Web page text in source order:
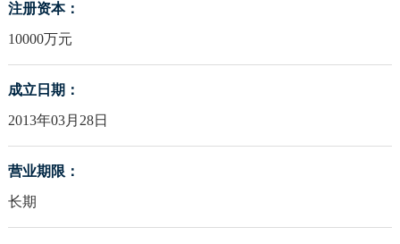
注册资本：
10000万元
成立日期：
2013年03月28日
营业期限：
长期